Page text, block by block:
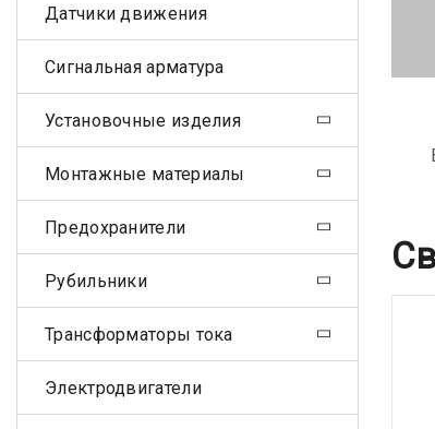
Датчики движения
Сигнальная арматура
Установочные изделия
Монтажные материалы
Предохранители
Рубильники
Трансформаторы тока
Электродвигатели